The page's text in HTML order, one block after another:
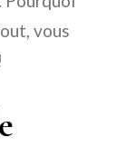
vous